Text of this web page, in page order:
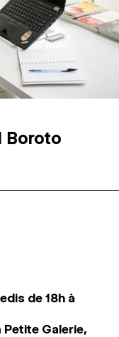
Boroto
de 18h à
Petite Galerie,